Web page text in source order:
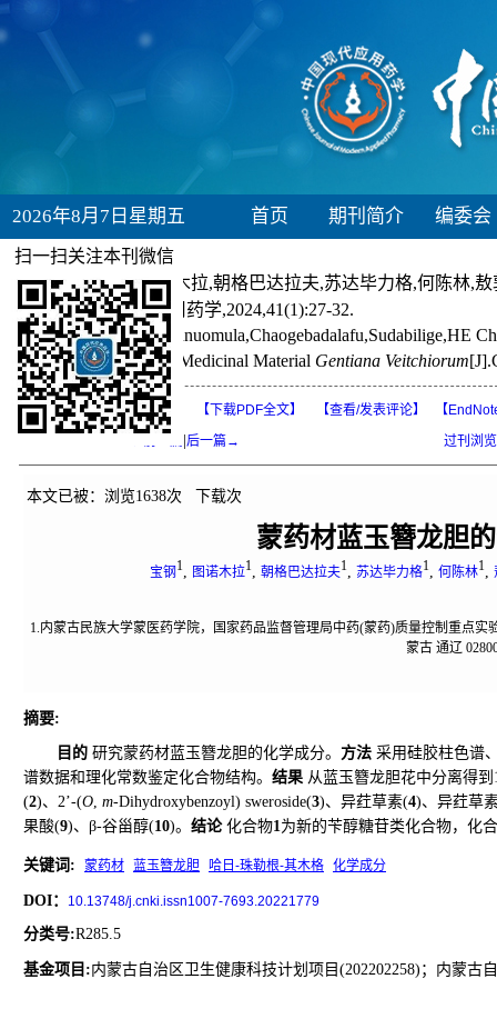
2026年8月7日星期五 首页 期刊简介 编委会
引用本文: 宝钢,图诺木拉,朝格巴达拉夫,苏达毕力格,何陈林,
国现代应用药学,2024,41(1):27-32.
Baogang,Tunuomula,Chaogebadalafu,Sudabilige,HE
Mongolian Medicinal Material Gentiana Veitchiorum
【打印本页】 【HTML】 【下载PDF全文】 【查看/发表评论】
【
后一篇→ 过刊浏览
本文已被：浏览1638次 下载次
蒙药材蓝玉簪龙胆
宝钢1 图诺木拉1 朝格巴达拉夫1 苏达毕力格1 何陈林1
1.内蒙古民族大学蒙医药学院，国家药品监督管理局中药(蒙药)质量控制重点
蒙古 通辽
摘要:
目的 研究蒙药材蓝玉簪龙胆的化学成分。 方法 采用硅胶柱色谱
谱数据和理化常数鉴定化合物结构。 结果 从蓝玉簪龙胆花中分离得
(2)、2’-(O, m-Dihydroxybenzoyl) sweroside(3)、异荭草素(4)、异荭草
果酸(9)、β-谷甾醇(10)。 结论化合物1为新的苄醇糖苷类化合物，化
关键词 : 蒙药材 蓝玉簪龙胆 哈日-珠勒根-其木格 化学成分
DOI： 10.13748/j.cnki.issn1007-7693.20221779
分类号:R285.5
基金项目:内蒙古自治区卫生健康科技计划项目(202202258)；内蒙古
扫一扫关注本刊微信